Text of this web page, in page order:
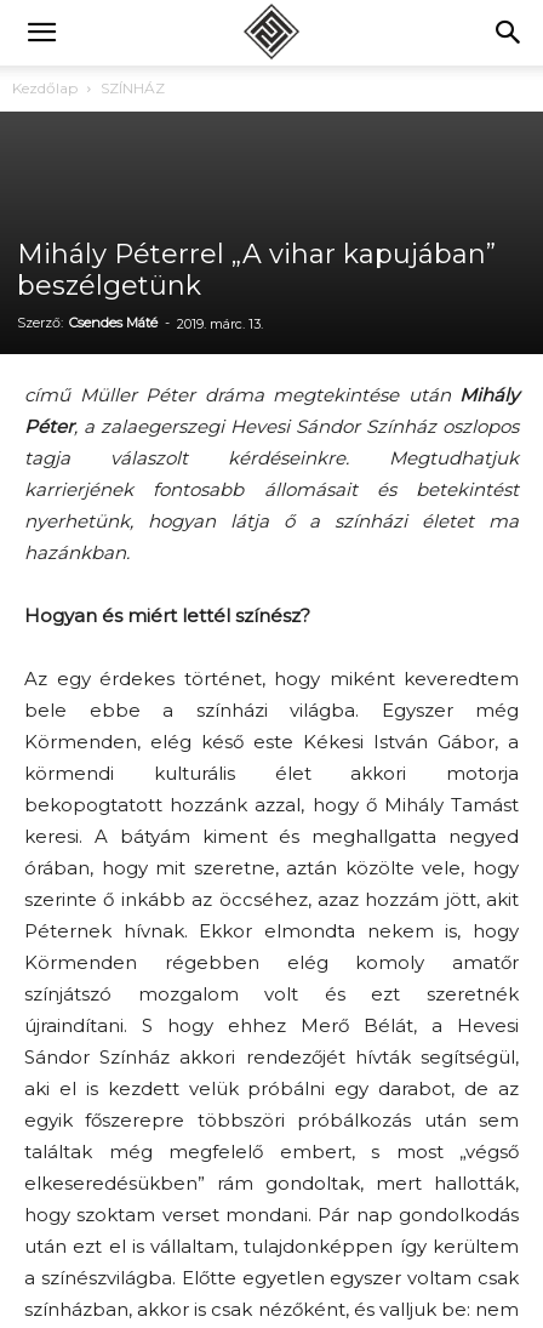
Kezdőlap SZÍNHÁZ
Mihály Péterrel „A vihar kapujában”
beszélgetünk
Szerző: Csendes Máté - 2019. márc. 13.
című Müller Péter dráma megtekintése után Mihály
Péter, a zalaegerszegi Hevesi Sándor Színház oszlopos
tagja válaszolt kérdéseinkre. Megtudhatjuk
karrierjének fontosabb állomásait és betekintést
nyerhetünk, hogyan látja ő a színházi életet ma
hazánkban.
Hogyan és miért lettél színész?
Az egy érdekes történet, hogy miként keveredtem
bele ebbe a színházi világba. Egyszer még
Körmenden, elég késő este Kékesi István Gábor, a
körmendi kulturális élet akkori motorja
bekopogtatott hozzánk azzal, hogy ő Mihály Tamást
keresi. A bátyám kiment és meghallgatta negyed
órában, hogy mit szeretne, aztán közölte vele, hogy
szerinte ő inkább az öccséhez, azaz hozzám jött, akit
Péternek hívnak. Ekkor elmondta nekem is, hogy
Körmenden régebben elég komoly amatőr
színjátszó mozgalom volt és ezt szeretnék
újraindítani. S hogy ehhez Merő Bélát, a Hevesi
Sándor Színház akkori rendezőjét hívták segítségül,
aki el is kezdett velük próbálni egy darabot, de az
egyik főszerepre többszöri próbálkozás után sem
találtak még megfelelő embert, s most „végső
elkeseredésükben” rám gondoltak, mert hallották,
hogy szoktam verset mondani. Pár nap gondolkodás
után ezt el is vállaltam, tulajdonképpen így kerültem
a színészvilágba. Előtte egyetlen egyszer voltam csak
színházban, akkor is csak nézőként, és valljuk be: nem